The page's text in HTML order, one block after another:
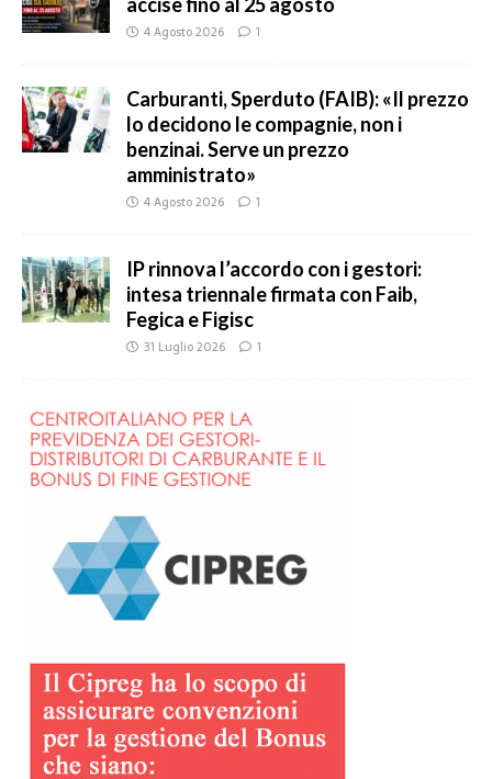
4 Agosto 2026 1
Carburanti, Sperduto (FAIB): «Il prezzo
lo decidono le compagnie, non i
benzinai. Serve un prezzo
amministrato»
4 Agosto 2026 1
IP rinnova l’accordo con i gestori:
intesa triennale firmata con Faib,
Fegica e Figisc
31 Luglio 2026 1